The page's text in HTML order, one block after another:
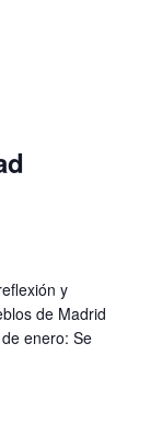
y
de Madrid
enero: Se